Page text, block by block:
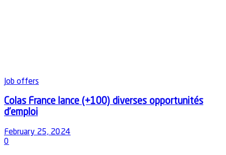
Job offers
Colas France lance (+100) diverses opportunités
d’emploi
February 25, 2024
0